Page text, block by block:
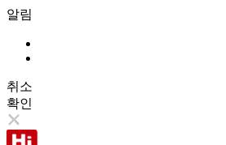
알림
취소
확인